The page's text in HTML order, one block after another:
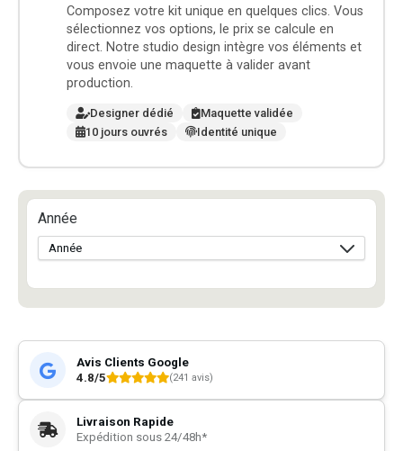
Composez votre kit unique en quelques clics. Vous
sélectionnez vos options, le prix se calcule en
direct. Notre studio design intègre vos éléments et
vous envoie une maquette à valider avant
production.
Designer dédié
Maquette validée
10 jours ouvrés
Identité unique
Année
Avis Clients Google
4.8/5
(241 avis)
Livraison Rapide
Expédition sous 24/48h*